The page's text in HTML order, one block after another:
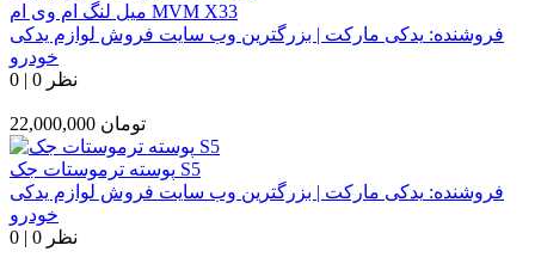
میل لنگ ام وی ام MVM X33
فروشنده: یدکی مارکت | بزرگترین وب سایت فروش لوازم یدکی
خودرو
0 | 0 نظر
22,000,000 تومان
پوسته ترموستات جک S5
فروشنده: یدکی مارکت | بزرگترین وب سایت فروش لوازم یدکی
خودرو
0 | 0 نظر